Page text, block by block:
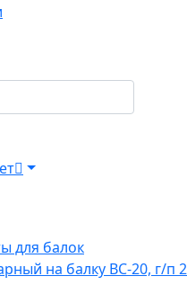
для балок
на балку ВС-20, г/п